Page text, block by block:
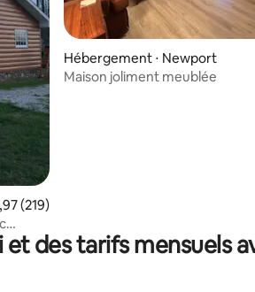
: 4,88 sur 5
moyenne sur la base de 219
(219)
Hébergement ⋅ Newport
Maison joliment meublée
des tarifs mensuels